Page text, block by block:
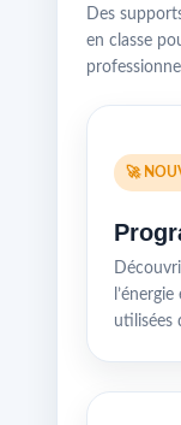
Des
en classe
🚀
utilisées